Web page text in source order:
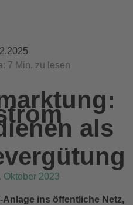
7 Min. zu lesen
als
Oktober 2023
Anlage ins öffentliche Netz,